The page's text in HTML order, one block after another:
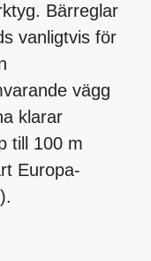
Bärreglar
vanligtvis för
vägg
klarar
till 100 m
Europa-